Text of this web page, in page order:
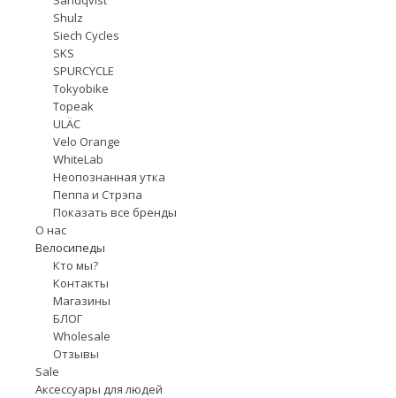
Shulz
Siech Cycles
SKS
SPURCYCLE
Tokyobike
Topeak
ULÄC
Velo Orange
WhiteLab
Неопознанная утка
Пеппа и Стрэпа
Показать все бренды
О нас
Велосипеды
Кто мы?
Контакты
Магазины
БЛОГ
Wholesale
Отзывы
Sale
Аксессуары для людей